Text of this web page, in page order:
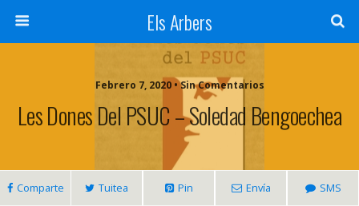
Els Arbers
Febrero 7, 2020 • Sin Comentarios
Les Dones Del PSUC – Soledad Bengoechea
Comparte Tuitea Pin Envía SMS